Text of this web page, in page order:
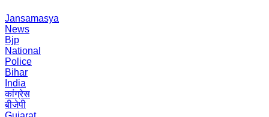
Jansamasya
News
Bjp
National
Police
Bihar
India
कांग्रेस
बीजेपी